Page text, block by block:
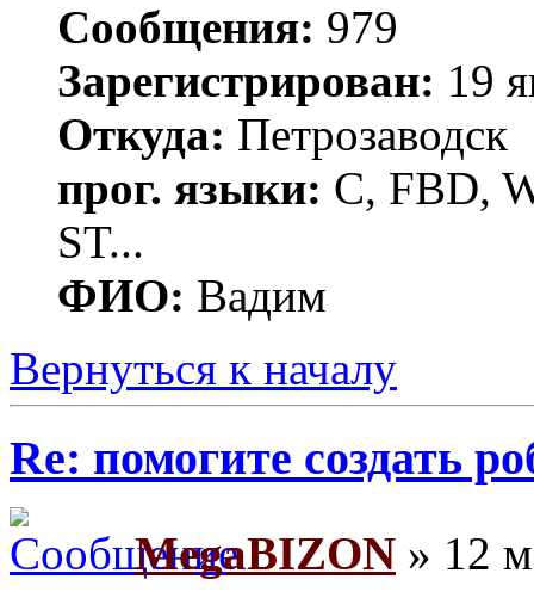
Сообщения: 979
Зарегистрирован: 19
Откуда: Петрозаводск
прог. языки: C, FBD,
ST...
ФИО: Вадим
Вернуться к началу
Re: помогите создать
MegaBIZON » 12